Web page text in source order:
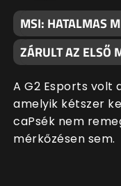
MSI: HATALMAS
ZÁRULT AZ ELSŐ
A G2 Esports volt
amelyik kétszer
caPsék nem
mérkőzésen sem.